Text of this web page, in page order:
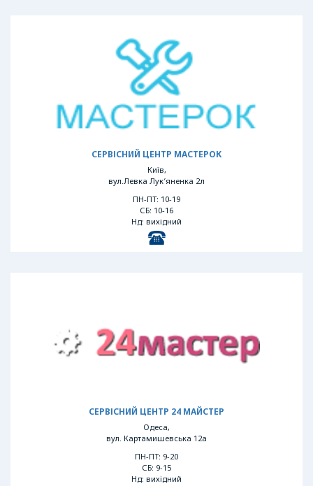
СЕРВІСНИЙ ЦЕНТР МАСТЕРОК
Київ,
вул.Левка Лук′яненка 2л
ПН-ПТ: 10-19
СБ: 10-16
Нд: вихідний
СЕРВІСНИЙ ЦЕНТР 24 МАЙСТЕР
Одеса,
вул. Картамишевська 12а
ПН-ПТ: 9-20
СБ: 9-15
Нд: вихідний